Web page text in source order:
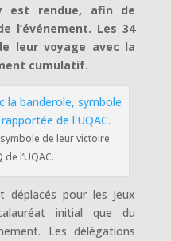
est rendue, afin de
l’événement. Les 34
leur voyage avec la
cumulatif.
symbole de leur victoire
de l’UQAC.
déplacés pour les Jeux
initial que du
Les délégations